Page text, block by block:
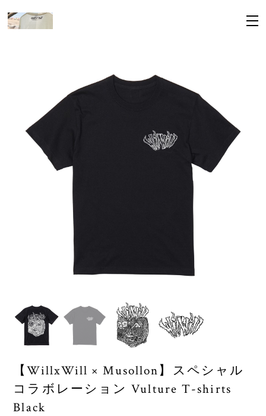
【WillxWill × Musollon】スペシャル
コラボレーション Vulture T-shirts
Black